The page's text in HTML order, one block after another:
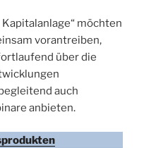
möchten
vorantreiben,
über die
auch
anbieten.